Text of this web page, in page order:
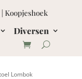
Koopjeshoek
Diversen
Lombok